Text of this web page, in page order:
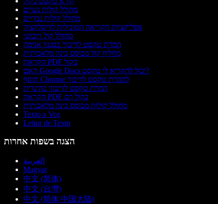
מחולל קולות נשיים
מחולל קולות גבריים
אפליקציות הקריאה המובילות לדיסלקציה
מחולל קול רובוטי
המרת טקסט לדיבור בסגנון אנימה
מחליף קול מבוסס בינה מלאכותית
הקראת PDF בקול
האם Google Docs יכול להקריא לי טקסט?
תוסף Chrome להמרת טקסט לדיבור
המרת טקסט לדיבור בהינדית
הקראת PDF בקול רם
מחולל קולות מבוסס בינה מלאכותית
Texto a Voz
Leitor de Texto
הצגה בשפות אחרות
العربية
Magyar
中文 (简体)
中文 (台灣)
中文 (简体 中国大陆)